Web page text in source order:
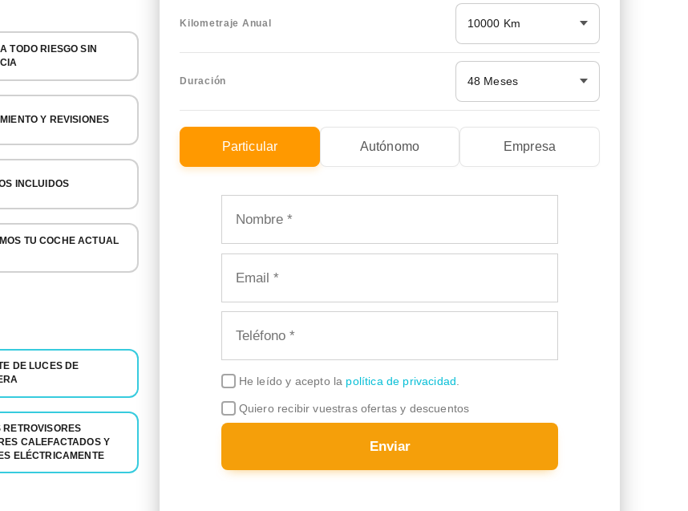
Kilometraje Anual 10000 Km
Duración 48 Meses
Particular Autónomo Empresa
He leído y acepto la política de privacidad.
Quiero recibir vuestras ofertas y descuentos
Enviar
TODO RIESGO SIN
Y REVISIONES
INCLUIDOS
TU COCHE ACTUAL
DE LUCES DE
RETROVISORES
CALEFACTADOS Y
ELÉCTRICAMENTE